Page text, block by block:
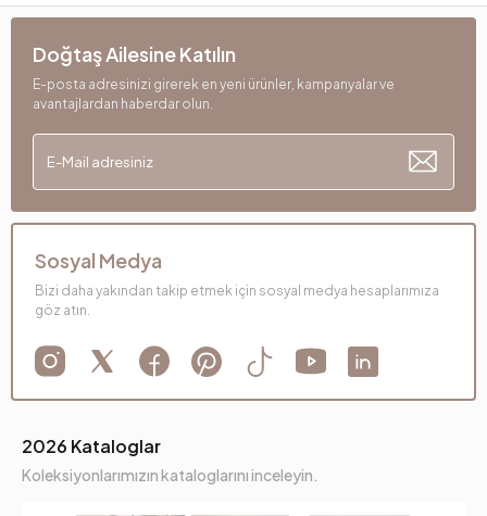
2026 Kataloglar
Koleksiyonlarımızın kataloglarını inceleyin.
Doğtaş Ailesine Katılın
E-posta adresinizi girerek en yeni ürünler, kampanyalar ve
avantajlardan haberdar olun.
Sosyal Medya
Bizi daha yakından takip etmek için sosyal medya hesaplarımıza
göz atın.